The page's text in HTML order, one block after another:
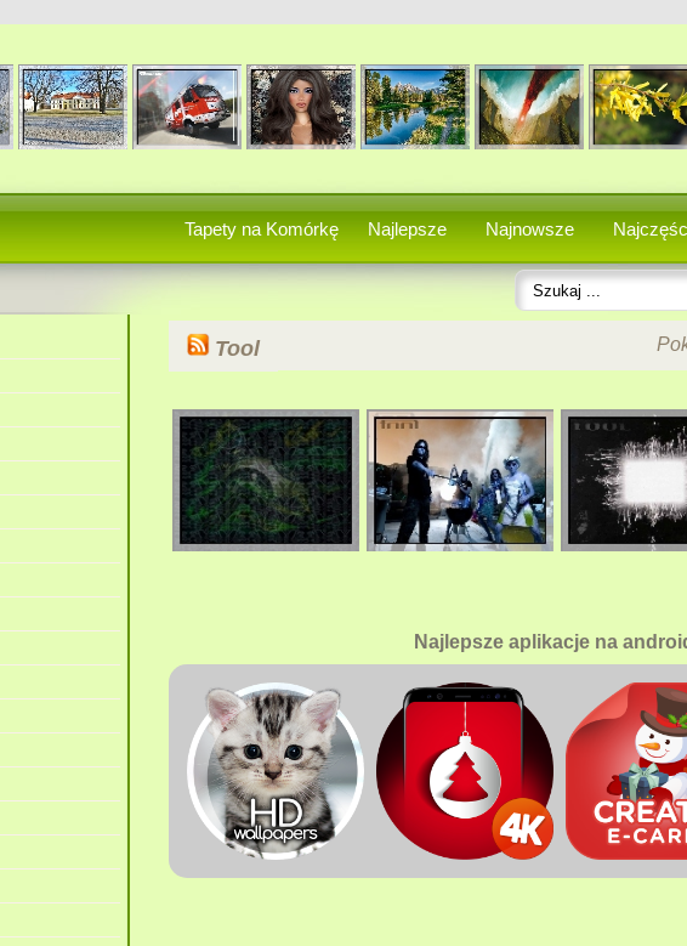
Tapety na Komórkę Najlepsze Najnowsze
Tool
Najlepsze aplikacje na